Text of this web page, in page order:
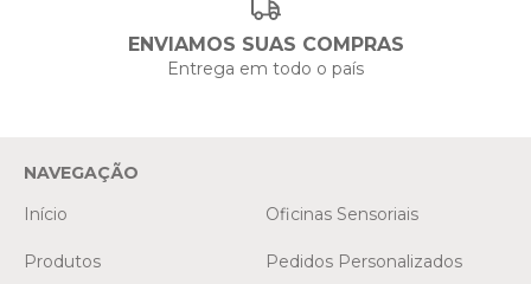
ENVIAMOS SUAS COMPRAS
Entrega em todo o país
NAVEGAÇÃO
Início
Oficinas Sensoriais
Produtos Pedidos Personalizados